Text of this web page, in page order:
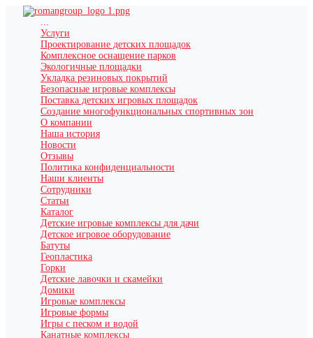
...
Услуги
Проектирование детских площадок
Комплексное оснащение парков
Экологичные площадки
Укладка резиновых покрытий
Безопасные игровые комплексы
Поставка детских игровых площадок
Создание многофункциональных спортивных зон
О компании
Наша история
Новости
Отзывы
Политика конфиденциальности
Наши клиенты
Сотрудники
Статьи
Каталог
Детские игровые комплексы для дачи
Детское игровое оборудование
Батуты
Геопластика
Горки
Детские лавочки и скамейки
Домики
Игровые комплексы
Игровые формы
Игры с песком и водой
Канатные комплексы